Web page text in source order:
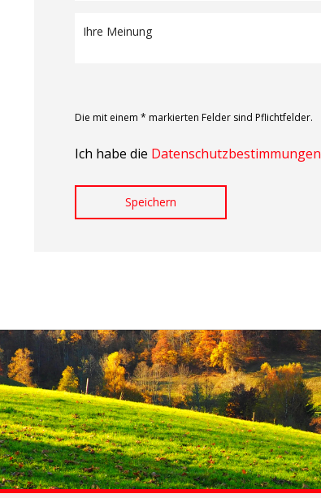
Die mit einem * markierten Felder sind Pflichtfelder.
Ich habe die Datenschutzbestimmungen
Speichern